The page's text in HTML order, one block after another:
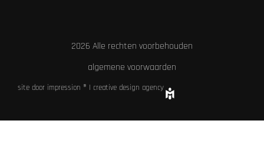
2026 Alle rechten voorbehouden
algemene voorwaarden
site door impression ® | creative design agency